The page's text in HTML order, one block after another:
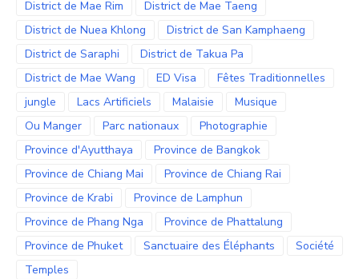
District de Mae Rim
District de Mae Taeng
District de Nuea Khlong
District de San Kamphaeng
District de Saraphi
District de Takua Pa
District de Mae Wang
ED Visa
Fêtes Traditionnelles
jungle
Lacs Artificiels Malaisie
Musique
Ou Manger
Parc nationaux
Photographie
Province d'Ayutthaya
Province de Bangkok
Province de Chiang Mai
Province de Chiang Rai
Province de Krabi
Province de Lamphun
Province de Phang Nga
Province de Phattalung
Province de Phuket
Sanctuaire des Éléphants
Société
Temples